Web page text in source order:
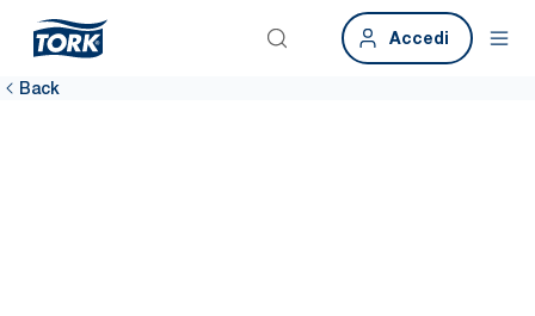
Accedi
Back